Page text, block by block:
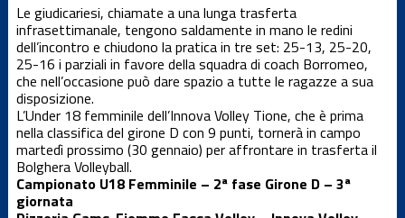
Le giudicariesi, chiamate a una lunga trasferta
infrasettimanale, tengono saldamente in mano le redini
dell’incontro e chiudono la pratica in tre set: 25-13, 25-20,
25-16 i parziali in favore della squadra di coach Borromeo,
che nell’occasione può dare spazio a tutte le ragazze a sua
disposizione.
L’Under 18 femminile dell’Innova Volley Tione, che è prima
nella classifica del girone D con 9 punti, tornerà in campo
martedì prossimo (30 gennaio) per affrontare in trasferta il
Bolghera Volleyball.
Campionato U18 Femminile – 2ª fase Girone D – 3ª
giornata
News Locali
Nuovo
portale web
Serie C
maschile
Serie D